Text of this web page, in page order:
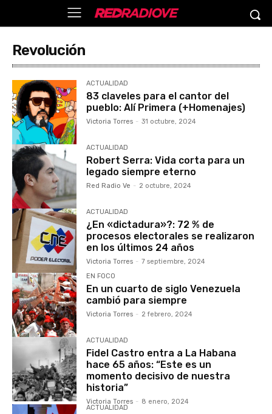
Revolución
ACTUALIDAD
83 claveles para el cantor del
pueblo: Alí Primera (+Homenajes)
Victoria Torres - 31 octubre, 2024
ACTUALIDAD
Robert Serra: Vida corta para un
legado siempre eterno
Red Radio Ve - 2 octubre, 2024
ACTUALIDAD
¿En «dictadura»?: 72 % de
procesos electorales se realizaron
en los últimos 24 años
Victoria Torres - 7 septiembre, 2024
EN FOCO
En un cuarto de siglo Venezuela
cambió para siempre
Victoria Torres - 2 febrero, 2024
ACTUALIDAD
Fidel Castro entra a La Habana
hace 65 años: “Este es un
momento decisivo de nuestra
historia”
Victoria Torres - 8 enero, 2024
ACTUALIDAD